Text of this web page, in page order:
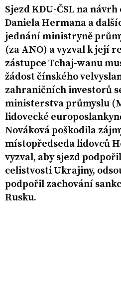
Sjezd KDU-ČSL na
Daniela Hermana a
jednání ministryně
(za ANO) a vyzval k její
zástupce Tchaj-wanu
žádost čínského
zahraničních investorů
ministerstva průmyslu
lidovecké
Nováková poškodila
místopředseda lidovců
vyzval, aby sjezd
celistvosti Ukrajiny,
podpořil zachování
Rusku.